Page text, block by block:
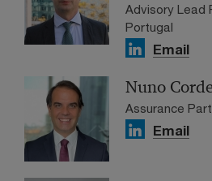
Advisory Lead
Portugal
Email
Nuno
Assurance
Email